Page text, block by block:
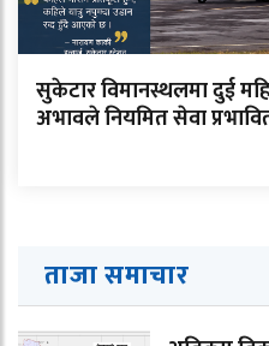
सुकेटार विमानस्थलमा दुई
अभावले नियमित सेवा
ताजा समाचार